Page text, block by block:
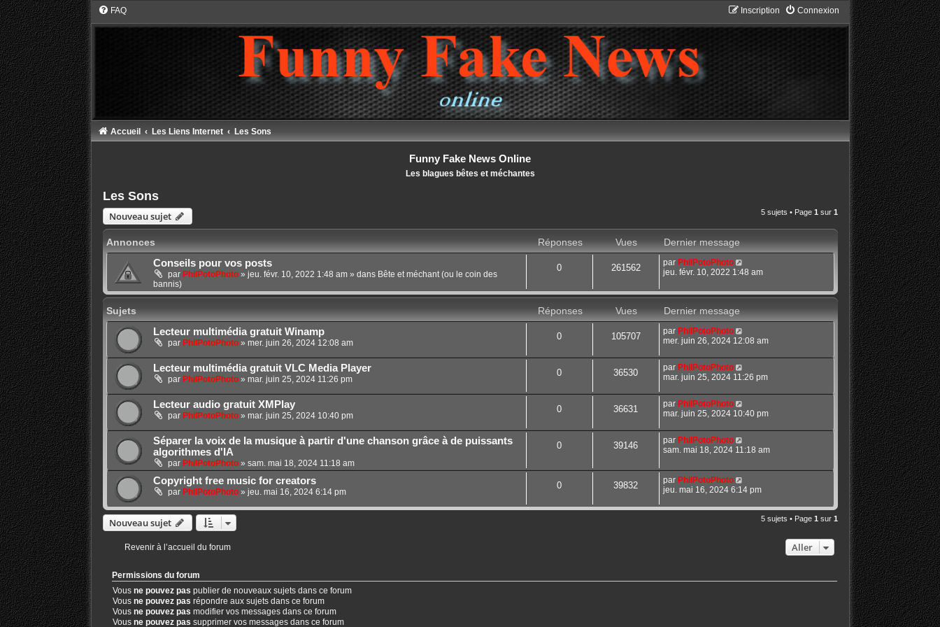
FAQ Connexion
Inscription
Accueil Les Liens Internet Les Sons
Funny Fake News Online
Les blagues bêtes et méchantes
Les Sons
Nouveau sujet 5 sujets • Page 1 sur 1
Annonces Réponses Vues
Dernier message
Conseils pour vos posts
par PhilPotoPhoto» jeu. févr. 10, 2022 1:48 am» dans Bête et méchant (ou le coin des
bannis)
0 261562 par PhilPotoPhoto
jeu. févr. 10, 2022 1:48 am
Sujets Réponses Vues
Dernier message
Lecteur multimédia gratuit Winamp
par PhilPotoPhoto» mer. juin 26, 2024 12:08 am
0 105707 par PhilPotoPhoto
mer. juin 26, 2024 12:08 am
Lecteur multimédia gratuit VLC Media Player
par PhilPotoPhoto» mar. juin 25, 2024 11:26 pm
0 36530 par PhilPotoPhoto
mar. juin 25, 2024 11:26 pm
Lecteur audio gratuit XMPlay
par PhilPotoPhoto» mar. juin 25, 2024 10:40 pm
0 36631 par PhilPotoPhoto
mar. juin 25, 2024 10:40 pm
Séparer la voix de la musique à partir d'une chanson grâce à de puissants
algorithmes d'IA
par PhilPotoPhoto» sam. mai 18, 2024 11:18 am
0 39146 par PhilPotoPhoto
sam. mai 18, 2024 11:18 am
Copyright free music for creators
par PhilPotoPhoto» jeu. mai 16, 2024 6:14 pm
0 39832 par PhilPotoPhoto
jeu. mai 16, 2024 6:14 pm
Nouveau sujet 5 sujets • Page 1 sur 1
Revenir à l’accueil du forum Aller
Permissions du forum
Vous ne pouvez pas publier de nouveaux sujets dans ce forum
Vous ne pouvez pas répondre aux sujets dans ce forum
Vous ne pouvez pas modifier vos messages dans ce forum
Vous ne pouvez pas supprimer vos messages dans ce forum